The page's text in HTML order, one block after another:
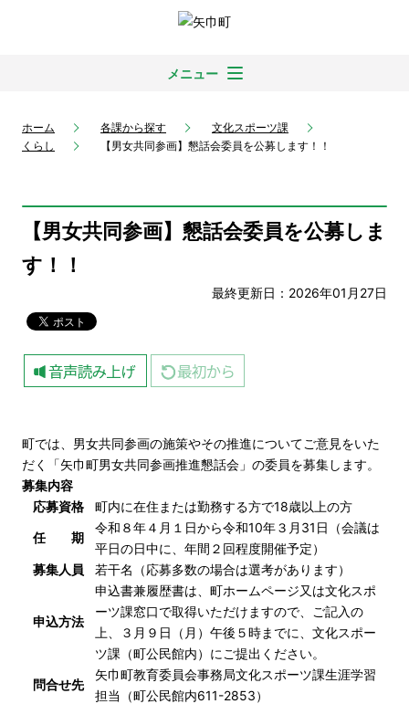
メニュー
ホーム 各課から探す
文化スポーツ課
くらし
【男女共同参画】懇話会委員を公募します！！
【男女共同参画】懇話会委員を公募しま
す！！
最終更新日：2026年01月27日
町では、男女共同参画の施策やその推進についてご意見をいた
だく「矢巾町男女共同参画推進懇話会」の委員を募集します。
募集内容
応募資格
町内に在住または勤務する方で18歳以上の方
任 期
令和８年４月１日から令和10年３月31日（会議は
平日の日中に、年間２回程度開催予定）
募集人員
若干名（応募多数の場合は選考があります）
申込方法
申込書兼履歴書は、町ホームページ又は文化スポ
ーツ課窓口で取得いただけますので、ご記入の
上、３月９日（月）午後５時までに、文化スポー
ツ課（町公民館内）にご提出ください。
問合せ先
矢巾町教育委員会事務局文化スポーツ課生涯学習
担当（町公民館内611-2853）